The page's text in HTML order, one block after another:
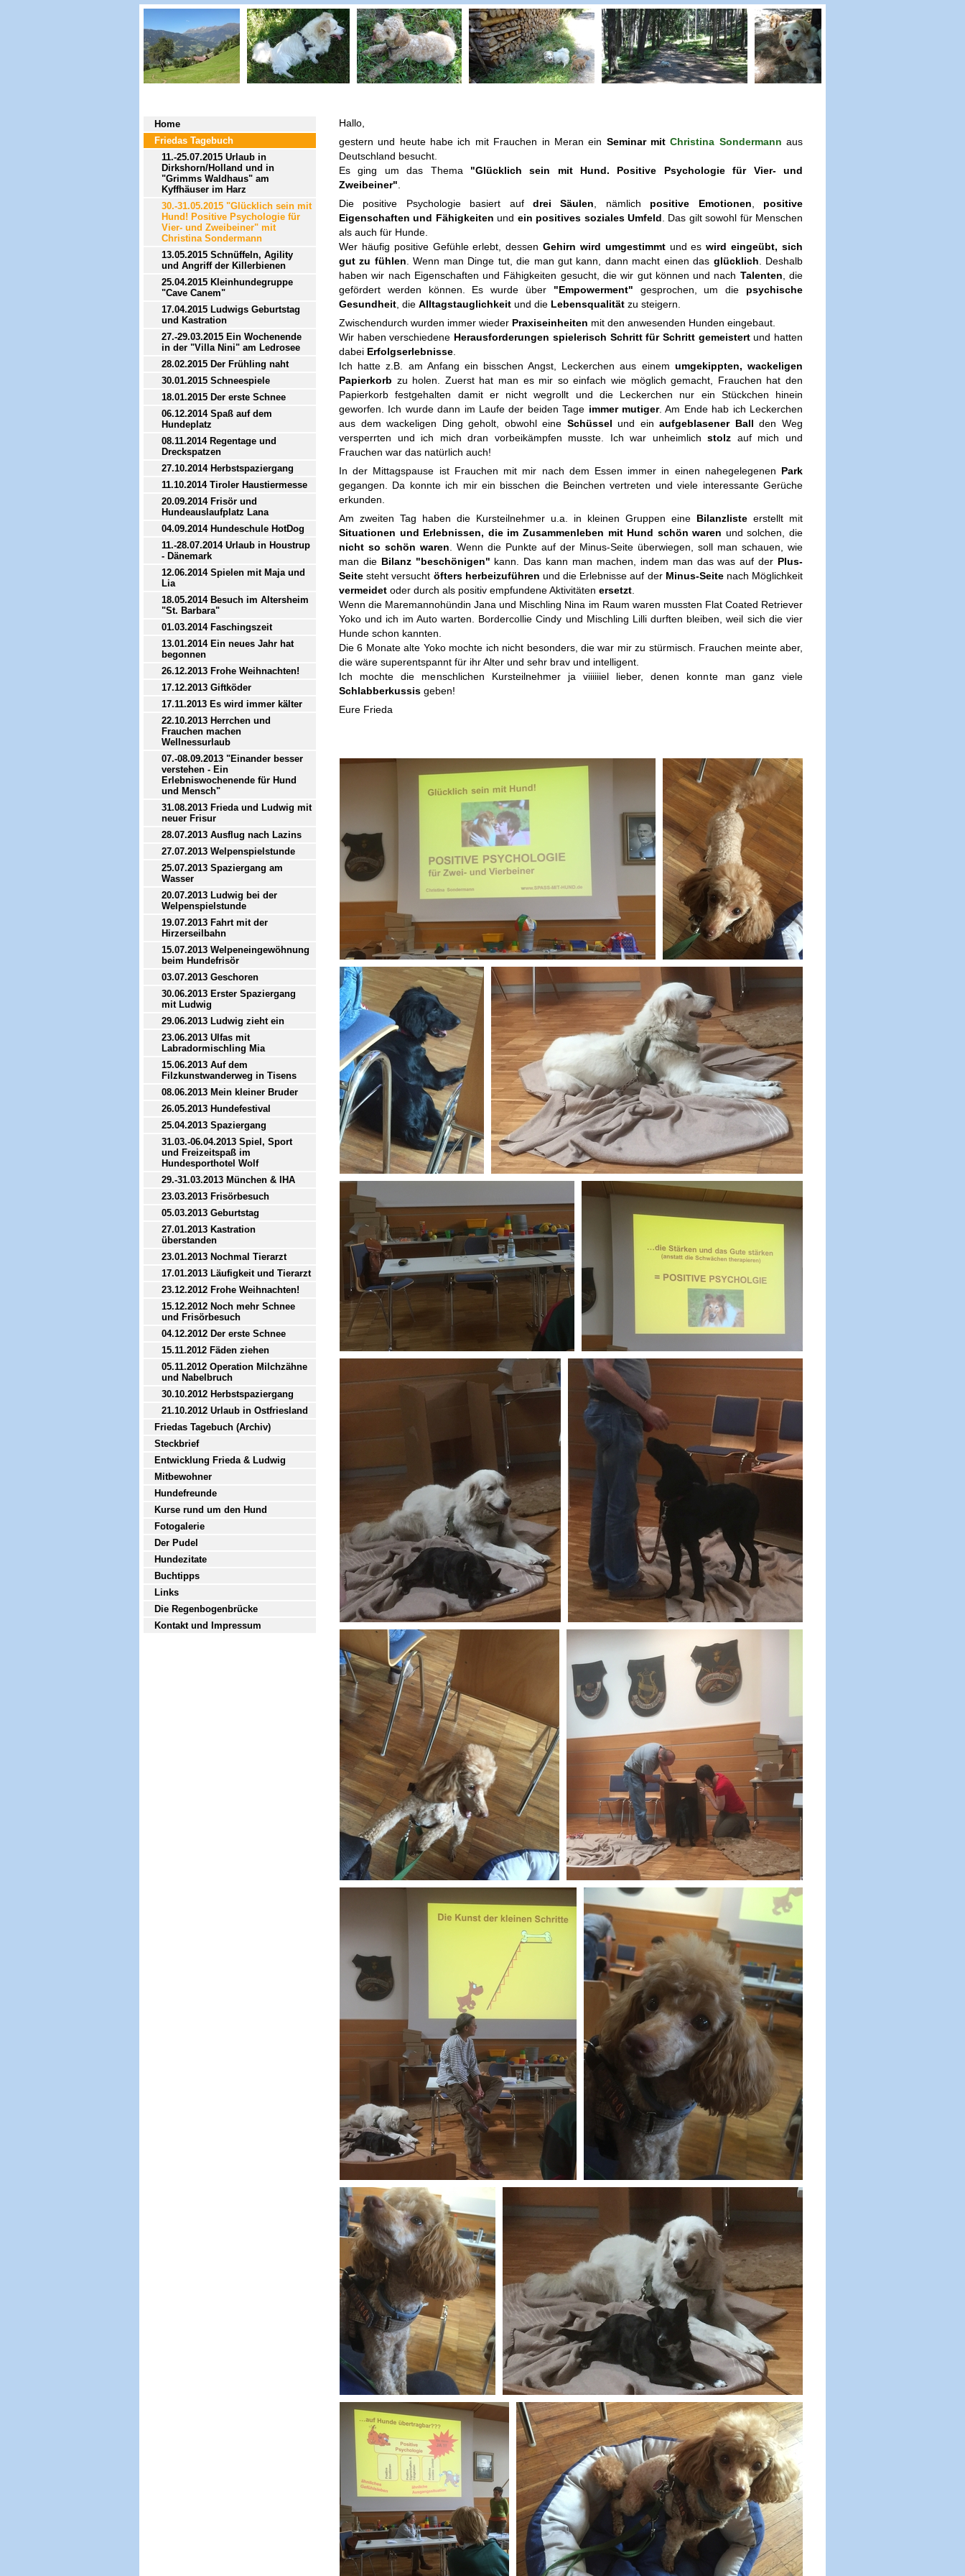
Home
Friedas Tagebuch
11.-25.07.2015 Urlaub in
Dirkshorn/Holland und in
"Grimms Waldhaus" am
Kyffhäuser im Harz
30.-31.05.2015 "Glücklich sein mit
Hund! Positive Psychologie für
Vier- und Zweibeiner" mit
Christina Sondermann
13.05.2015 Schnüffeln, Agility
und Angriff der Killerbienen
25.04.2015 Kleinhundegruppe
"Cave Canem"
17.04.2015 Ludwigs Geburtstag
und Kastration
27.-29.03.2015 Ein Wochenende
in der "Villa Nini" am Ledrosee
28.02.2015 Der Frühling naht
30.01.2015 Schneespiele
18.01.2015 Der erste Schnee
06.12.2014 Spaß auf dem
Hundeplatz
08.11.2014 Regentage und
Dreckspatzen
27.10.2014 Herbstspaziergang
11.10.2014 Tiroler Haustiermesse
20.09.2014 Frisör und
Hundeauslaufplatz Lana
04.09.2014 Hundeschule HotDog
11.-28.07.2014 Urlaub in Houstrup
- Dänemark
12.06.2014 Spielen mit Maja und
Lia
18.05.2014 Besuch im Altersheim
"St. Barbara"
01.03.2014 Faschingszeit
13.01.2014 Ein neues Jahr hat
begonnen
26.12.2013 Frohe Weihnachten!
17.12.2013 Giftköder
17.11.2013 Es wird immer kälter
22.10.2013 Herrchen und
Frauchen machen
Wellnessurlaub
07.-08.09.2013 "Einander besser
verstehen - Ein
Erlebniswochenende für Hund
und Mensch"
31.08.2013 Frieda und Ludwig mit
neuer Frisur
28.07.2013 Ausflug nach Lazins
27.07.2013 Welpenspielstunde
25.07.2013 Spaziergang am
Wasser
20.07.2013 Ludwig bei der
Welpenspielstunde
19.07.2013 Fahrt mit der
Hirzerseilbahn
15.07.2013 Welpeneingewöhnung
beim Hundefrisör
03.07.2013 Geschoren
30.06.2013 Erster Spaziergang
mit Ludwig
29.06.2013 Ludwig zieht ein
23.06.2013 Ulfas mit
Labradormischling Mia
15.06.2013 Auf dem
Filzkunstwanderweg in Tisens
08.06.2013 Mein kleiner Bruder
26.05.2013 Hundefestival
25.04.2013 Spaziergang
31.03.-06.04.2013 Spiel, Sport
und Freizeitspaß im
Hundesporthotel Wolf
29.-31.03.2013 München & IHA
23.03.2013 Frisörbesuch
05.03.2013 Geburtstag
27.01.2013 Kastration
überstanden
23.01.2013 Nochmal Tierarzt
17.01.2013 Läufigkeit und Tierarzt
23.12.2012 Frohe Weihnachten!
15.12.2012 Noch mehr Schnee
und Frisörbesuch
04.12.2012 Der erste Schnee
15.11.2012 Fäden ziehen
05.11.2012 Operation Milchzähne
und Nabelbruch
30.10.2012 Herbstspaziergang
21.10.2012 Urlaub in Ostfriesland
Friedas Tagebuch (Archiv)
Steckbrief
Entwicklung Frieda & Ludwig
Mitbewohner
Hundefreunde
Kurse rund um den Hund
Fotogalerie
Der Pudel
Hundezitate
Buchtipps
Links
Die Regenbogenbrücke
Kontakt und Impressum
Hallo,
gestern und heute habe ich mit Frauchen in Meran ein Seminar mitChristina Sondermann aus
Deutschland besucht.
Es ging um das Thema "Glücklich sein mit Hund. Positive Psychologie für Vier- und
Zweibeiner"
Die positive Psychologie basiert auf drei Säulen , nämlich positive Emotionen
positive
Eigenschaften und Fähigkeitenund ein positives soziales Umfeld . Das gilt sowohl für Menschen
als auch für Hunde.
Wer häufig positive Gefühle erlebt, dessenGehirn wird umgestimmtund eswird eingeübt, sich
gut zu fühlen . Wenn man Dinge tut, die man gut kann, dann macht einen das glücklich . Deshalb
haben wir nach Eigenschaften und Fähigkeiten gesucht, die wir gut können und nach Talenten , die
gefördert werden können. Es wurde über "Empowerment" gesprochen, um die psychische
Gesundheit , die Alltagstauglichkeit und die Lebensqualität zu steigern.
Zwischendurch wurden immer wieder Praxiseinheiten mit den anwesenden Hunden eingebaut.
Wir haben verschiedene Herausforderungen spielerisch Schritt für Schritt gemeistertund hatten
dabei Erfolgserlebnisse
Ich hatte z.B. am Anfang ein bisschen Angst, Leckerchen aus einem umgekippten, wackeligen
Papierkorb zu holen. Zuerst hat man es mir so einfach wie möglich gemacht, Frauchen hat den
Papierkorb festgehalten damit er nicht wegrollt und die Leckerchen nur ein Stückchen hinein
geworfen. Ich wurde dann im Laufe der beiden Tage immer mutiger. Am Ende hab ich Leckerchen
aus dem wackeligen Ding geholt, obwohl eine Schüssel und einaufgeblasener Ball den Weg
versperrten und ich mich dran vorbeikämpfen musste. Ich war unheimlichstolz auf mich und
Frauchen war das natürlich auch!
In der Mittagspause ist Frauchen mit mir nach dem Essen immer in einen nahegelegenen Park
gegangen. Da konnte ich mir ein bisschen die Beinchen vertreten und viele interessante Gerüche
erkunden.
Am zweiten Tag haben die Kursteilnehmer u.a. in kleinen Gruppen eine Bilanzliste erstellt mit
Situationen und Erlebnissen, die im Zusammenleben mit Hund schön waren und solchen, die
nicht so schön waren . Wenn die Punkte auf der Minus-Seite überwiegen, soll man schauen, wie
man dieBilanz "beschönigen" kann. Das kann man machen, indem man das was auf der Plus-
Seite steht versucht öfters herbeizuführen und die Erlebnisse auf der Minus-Seitenach Möglichkeit
vermeidet oder durch als positiv empfundene Aktivitäten ersetzt
Wenn die Maremannohündin Jana und Mischling Nina im Raum waren mussten Flat Coated Retriever
Yoko und ich im Auto warten. Bordercollie Cindy und Mischling Lilli durften bleiben, weil sich die vier
Hunde schon kannten.
Die 6 Monate alte Yoko mochte ich nicht besonders, die war mir zu stürmisch. Frauchen meinte aber,
die wäre superentspannt für ihr Alter und sehr brav und intelligent.
Ich mochte die menschlichen Kursteilnehmer ja viiiiiiel lieber, denen konnte man ganz viele
Schlabberkussis geben!
Eure Frieda